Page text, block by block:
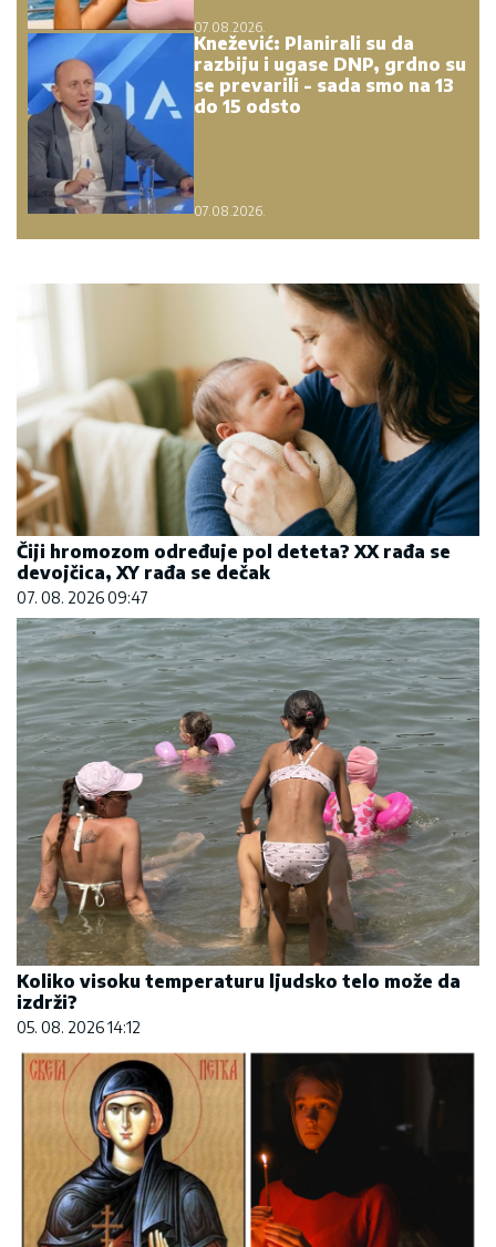
07.08.2026.
Knežević: Planirali su da
razbiju i ugase DNP, grdno su
se prevarili - sada smo na 13
do 15 odsto
07.08.2026.
Čiji hromozom određuje pol deteta? XX rađa se
devojčica, XY rađa se dečak
07. 08. 2026 09:47
Koliko visoku temperaturu ljudsko telo može da
izdrži?
05. 08. 2026 14:12